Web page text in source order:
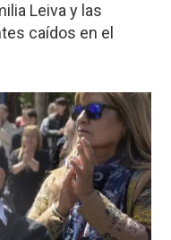
Leiva y las
caídos en el